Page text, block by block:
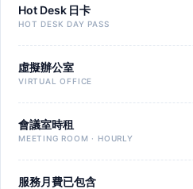
Hot Desk 日卡
HOT DESK DAY PASS
虛擬辦公室
VIRTUAL OFFICE
會議室時租
MEETING ROOM · HOURLY
服務月費已包含